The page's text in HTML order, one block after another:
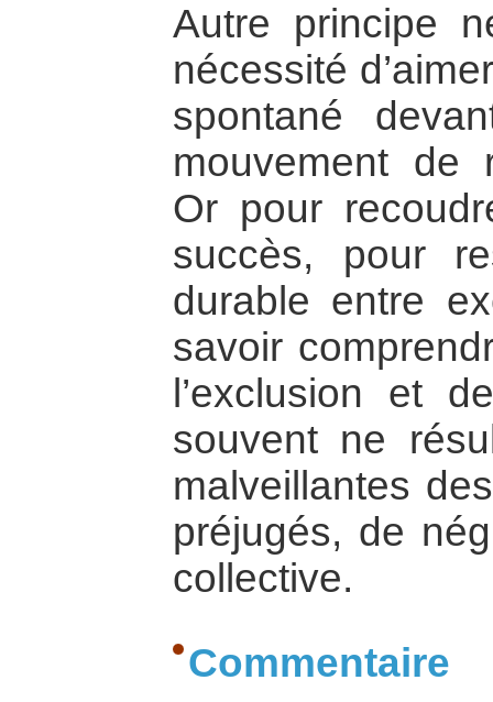
Autre principe
nécessité
spontané
mouvement de
Or pour
succès, pour
durable entre
savoir
l’exclusion et
souvent ne
malveillantes
préjugés, de
collective.
Commentaire